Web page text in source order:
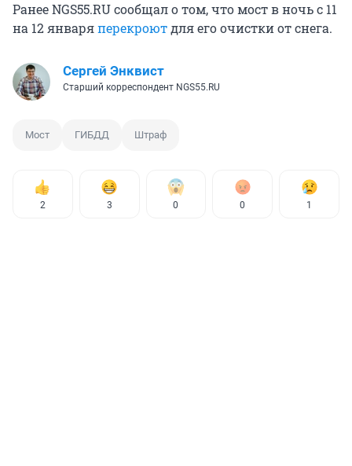
Ранее NGS55.RU сообщал о том, что мост в ночь с 11
на 12 январяперекроютдля его очистки от снега.
Сергей Энквист
Старший корреспондент NGS55.RU
Мост ГИБДД Штраф
2 3 0 0 1